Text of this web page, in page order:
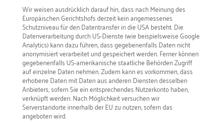
Wir weisen ausdrücklich darauf hin, dass nach Meinung des
Europäischen Gerichtshofs derzeit kein angemessenes
Schutzniveau für den Datentransfer in die USA besteht. Die
Datenverarbeitung durch US-Dienste (wie beispielsweise Google
Analytics) kann dazu führen, dass gegebenenfalls Daten nicht
anonymisiert verarbeitet und gespeichert werden. Ferner können
gegebenenfalls US-amerikanische staatliche Behörden Zugriff
auf einzelne Daten nehmen. Zudem kann es vorkommen, dass
erhobene Daten mit Daten aus anderen Diensten desselben
Anbieters, sofern Sie ein entsprechendes Nutzerkonto haben,
verknüpft werden. Nach Möglichkeit versuchen wir
Serverstandorte innerhalb der EU zu nutzen, sofern das
angeboten wird.